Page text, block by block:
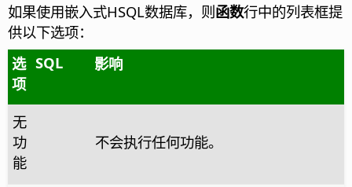
如果使用嵌入式HSQL数据库，则函数行中的列表框提
供以下选项：
选
项
SQL 影响
无
功
能
不会执行任何功能。